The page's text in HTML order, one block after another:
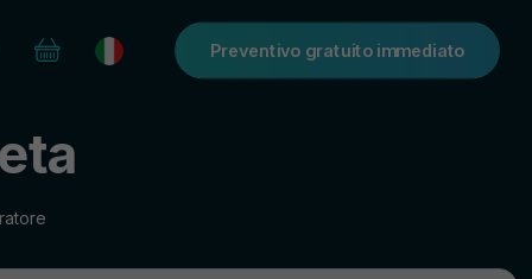
Preventivo gratuito immediato